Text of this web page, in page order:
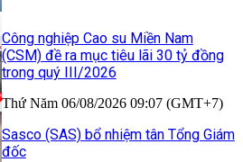
Công nghiệp Cao su Miền Nam
(CSM) đề ra mục tiêu lãi 30 tỷ đồng
trong quý III/2026
Thứ Năm 06/08/2026 09:07 (GMT+7)
Sasco (SAS) bổ nhiệm tân Tổng Giám
đốc